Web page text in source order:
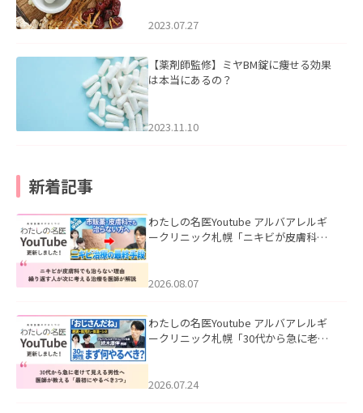
2023.07.27
【薬剤師監修】ミヤBM錠に痩せる効果
は本当にあるの？
2023.11.10
新着記事
わたしの名医Youtube アルバアレルギ
ークリニック札幌「ニキビが皮膚科で
ました。
2026.08.07
わたしの名医Youtube アルバアレルギ
ークリニック札幌「30代から急に老け
た。
2026.07.24